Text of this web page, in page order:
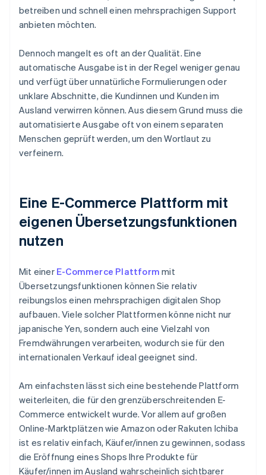
betreiben und schnell einen mehrsprachigen Support
anbieten möchten.
Dennoch mangelt es oft an der Qualität. Eine
automatische Ausgabe ist in der Regel weniger genau
und verfügt über unnatürliche Formulierungen oder
unklare Abschnitte, die Kundinnen und Kunden im
Ausland verwirren können. Aus diesem Grund muss die
automatisierte Ausgabe oft von einem separaten
Menschen geprüft werden, um den Wortlaut zu
verfeinern.
Eine E-Commerce Plattform mit
eigenen Übersetzungsfunktionen
nutzen
Mit einer E-Commerce Plattform mit
Übersetzungsfunktionen können Sie relativ
reibungslos einen mehrsprachigen digitalen Shop
aufbauen. Viele solcher Plattformen könne nicht nur
japanische Yen, sondern auch eine Vielzahl von
Fremdwährungen verarbeiten, wodurch sie für den
internationalen Verkauf ideal geeignet sind.
Am einfachsten lässt sich eine bestehende Plattform
weiterleiten, die für den grenzüberschreitenden E-
Commerce entwickelt wurde. Vor allem auf großen
Online-Marktplätzen wie Amazon oder Rakuten Ichiba
ist es relativ einfach, Käufer/innen zu gewinnen, sodass
die Eröffnung eines Shops Ihre Produkte für
Käufer/innen im Ausland wahrscheinlich sichtbarer